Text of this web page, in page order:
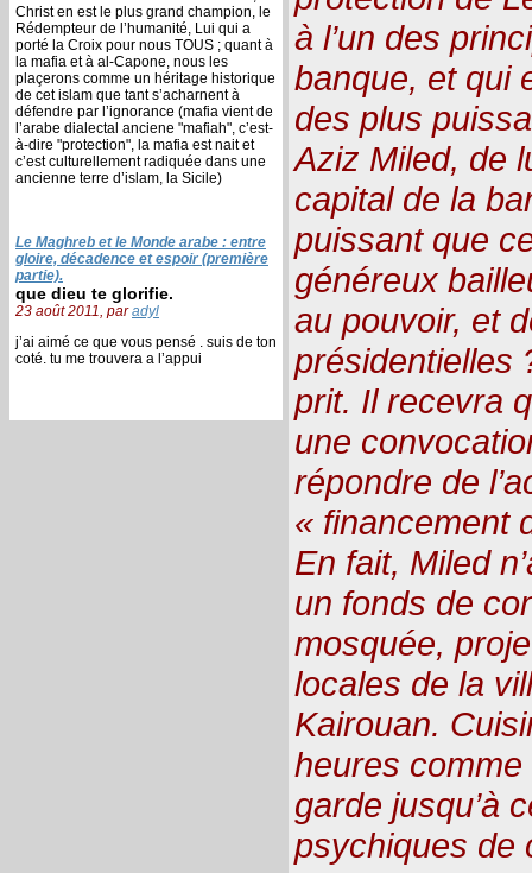
Christ en est le plus grand champion, le
Rédempteur de l’humanité, Lui qui a
porté la Croix pour nous TOUS ; quant à
la mafia et à al-Capone, nous les
plaçerons comme un héritage historique
de cet islam que tant s’acharnent à
défendre par l’ignorance (mafia vient de
l’arabe dialectal anciene "mafiah", c’est-
à-dire "protection", la mafia est nait et
c’est culturellement radiquée dans une
ancienne terre d’islam, la Sicile)
Le Maghreb et le Monde arabe : entre
gloire, décadence et espoir (première
partie).
que dieu te glorifie.
23 août 2011, paradyl
j’ai aimé ce que vous pensé . suis de ton
coté. tu me trouvera a l’appui
à l’un des
banque, et qui
des plus
Aziz Miled, de
capital de la
puissant que
généreux
au pouvoir, et
présidentielles
prit. Il recevra
une
répondre de
« financement
En fait, Miled
un fonds de
mosquée,
locales de la
Kairouan.
heures
garde jusqu’à
psychiques de